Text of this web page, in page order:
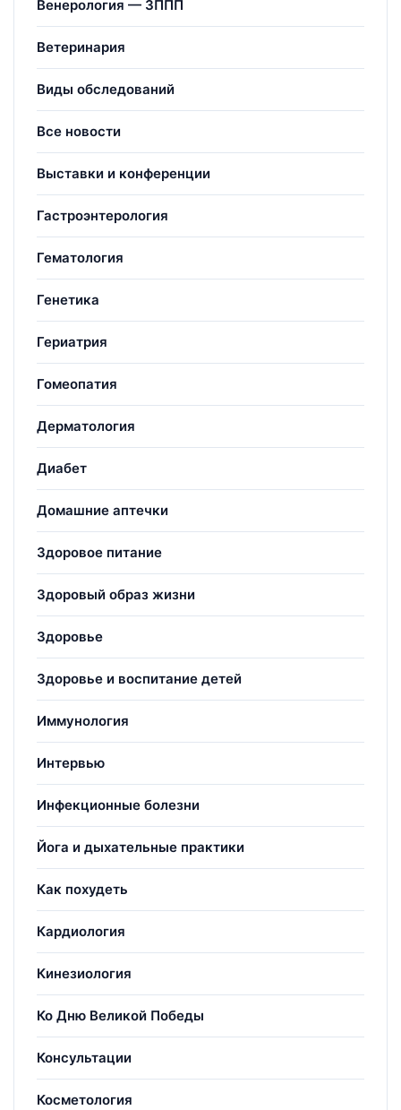
Венерология — ЗППП
Ветеринария
Виды обследований
Все новости
Выставки и конференции
Гастроэнтерология
Гематология
Генетика
Гериатрия
Гомеопатия
Дерматология
Диабет
Домашние аптечки
Здоровое питание
Здоровый образ жизни
Здоровье
Здоровье и воспитание детей
Иммунология
Интервью
Инфекционные болезни
Йога и дыхательные практики
Как похудеть
Кардиология
Кинезиология
Ко Дню Великой Победы
Консультации
Косметология